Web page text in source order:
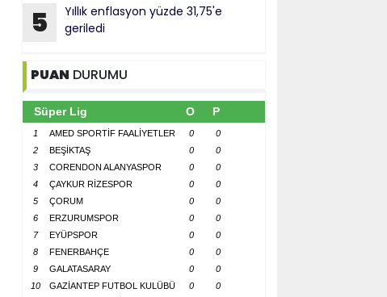
5
Yıllık enflasyon yüzde 31,75'e
geriledi
PUAN DURUMU
Süper Lig O P
1 AMED SPORTİF FAALİYETLER 0
0
2
BEŞİKTAŞ 0
0
3
CORENDON ALANYASPOR 0
0
4
ÇAYKUR RİZESPOR 0
0
5
ÇORUM 0
0
6
ERZURUMSPOR 0
0
7
EYÜPSPOR 0
0
8
FENERBAHÇE 0
0
9
GALATASARAY 0
0
10
GAZİANTEP FUTBOL KULÜBÜ 0
0